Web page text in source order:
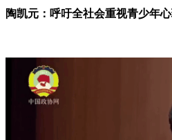
陶凯元：呼吁全社会重视青少年